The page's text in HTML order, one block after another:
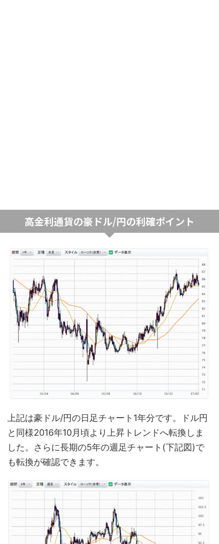
高金利通貨の豪ドル/円の利確ポイント
上記は豪ドル/円の日足チャート1年分です。ドル円
と同様2016年10月頃より上昇トレンドへ転換しま
した。さらに長期の5年の週足チャート(下記図)で
も転換が確認できます。